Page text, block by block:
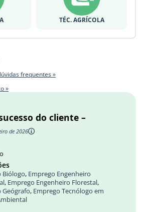
TÉC. AGRÍCOLA
frequentes »
»
do cliente –
de 2026
Biólogo, Emprego Engenheiro
, Emprego Engenheiro Florestal,
Geógrafo, Emprego Tecnólogo em